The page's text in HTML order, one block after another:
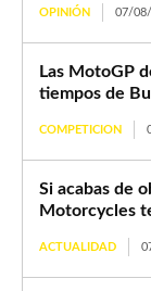
OPINIÓN 07/
Las MotoGP
tiempos de
COMPETICION
Si acabas de
Motorcycles
ACTUALIDAD